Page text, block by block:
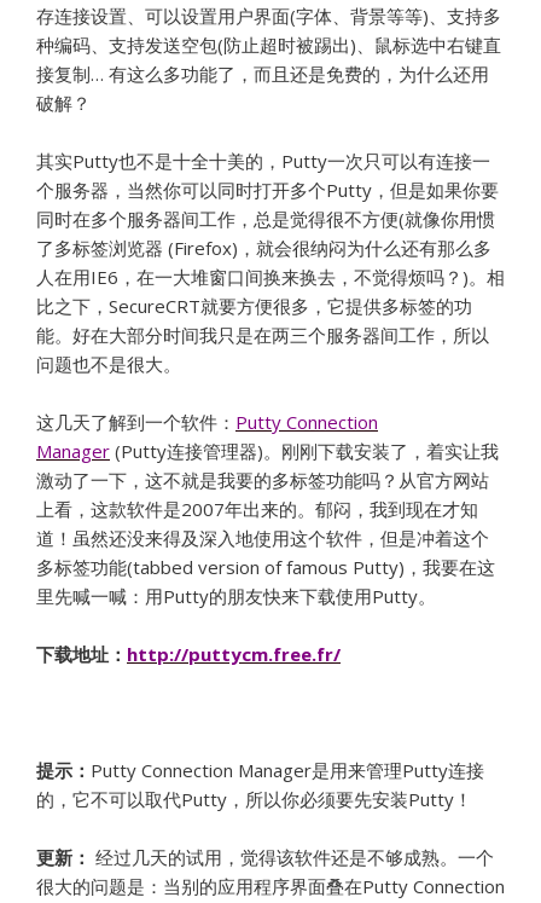
存连接设置、可以设置用户界面(字体、背景等等)、支持多
种编码、支持发送空包(防止超时被踢出)、鼠标选中右键直
接复制… 有这么多功能了，而且还是免费的，为什么还用
破解？
其实Putty也不是十全十美的，Putty一次只可以有连接一
个服务器，当然你可以同时打开多个Putty，但是如果你要
同时在多个服务器间工作，总是觉得很不方便(就像你用惯
了多标签浏览器 (Firefox)，就会很纳闷为什么还有那么多
人在用IE6，在一大堆窗口间换来换去，不觉得烦吗？)。相
比之下，SecureCRT就要方便很多，它提供多标签的功
能。好在大部分时间我只是在两三个服务器间工作，所以
问题也不是很大。
这几天了解到一个软件： Putty Connection
Manager (Putty连接管理器)。刚刚下载安装了，着实让我
激动了一下，这不就是我要的多标签功能吗？从官方网站
上看，这款软件是2007年出来的。郁闷，我到现在才知
道！虽然还没来得及深入地使用这个软件，但是冲着这个
多标签功能(tabbed version of famous Putty)，我要在这
里先喊一喊：用Putty的朋友快来下载使用Putty。
下载地址： http://puttycm.free.fr/
提示： Putty Connection Manager是用来管理Putty连接
的，它不可以取代Putty，所以你必须要先安装Putty！
更新： 经过几天的试用，觉得该软件还是不够成熟。一个
很大的问题是：当别的应用程序界面叠在Putty Connection